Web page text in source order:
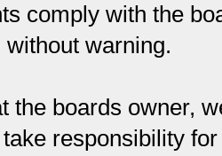
comply with the
warning.
the boards owner,
responsibility